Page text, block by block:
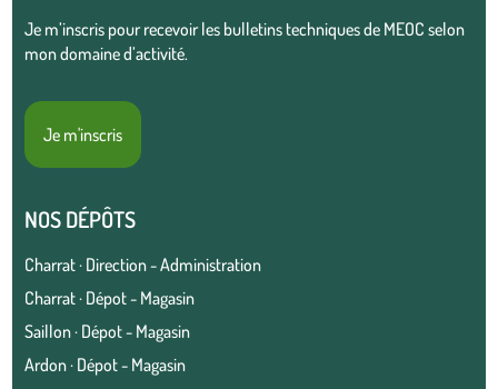
Je m’inscris pour recevoir les bulletins techniques de MEOC selon
mon domaine d’activité.
Je m'inscris
NOS DÉPÔTS
Charrat · Direction - Administration
Charrat · Dépot - Magasin
Saillon · Dépot - Magasin
Ardon · Dépot - Magasin